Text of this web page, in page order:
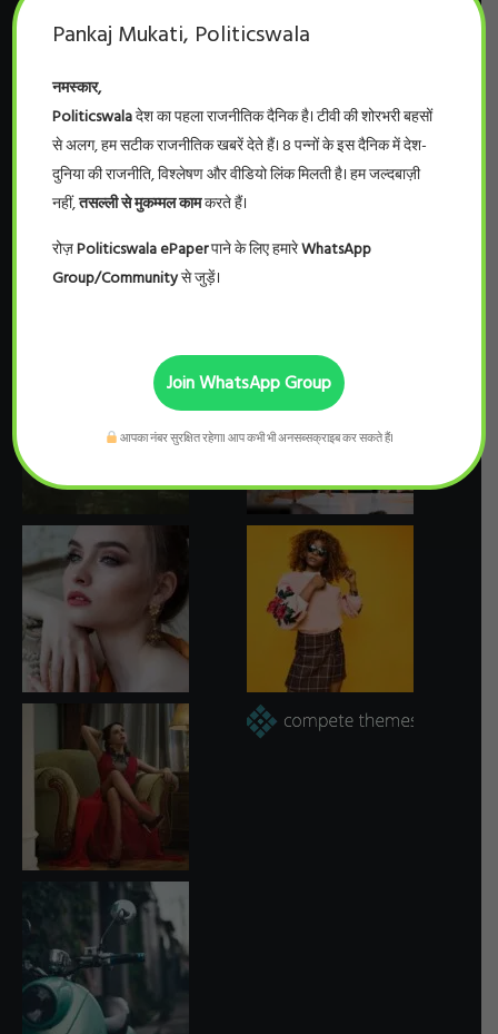
सहित तीन को किया सस्पेंड
GALLERY
Pankaj Mukati, Politicswala
नमस्कार,
Politicswalaदेश का पहला राजनीतिक दैनिक है। टीवी की शोरभरी बहसों
से अलग, हम सटीक राजनीतिक खबरें देते हैं। 8 पन्नों के इस दैनिक में देश-
दुनिया की राजनीति, विश्लेषण और वीडियो लिंक मिलती है। हम जल्दबाज़ी
नहीं,तसल्ली से मुकम्मल कामकरते हैं।
रोज़Politicswala ePaperपाने के लिए हमारेWhatsApp
Group/Communityसे जुड़ें।
Join WhatsApp Group
आपका नंबर सुरक्षित रहेगा। आप कभी भी अनसब्सक्राइब कर सकते हैं।